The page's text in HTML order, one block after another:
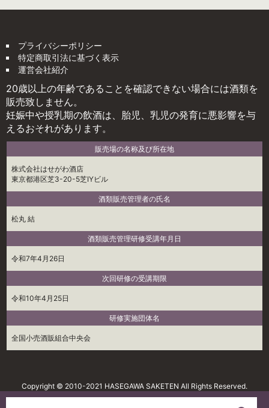
プライバシーポリシー
特定商取引法に基づく表示
運営会社紹介
20歳以上の年齢であることを確認できない場合には酒類を
販売致しません。
妊娠中や授乳期の飲酒は、胎児、乳児の発育に悪影響を与
えるおそれがあります。
販売場の名称及び所在地
株式会社はせがわ酒店
東京都港区芝3-20-5芝IYビル
酒類販売管理者の氏名
松丸 結
酒類販売管理研修受講年月日
令和7年4月26日
次回研修の受講期限
令和10年4月25日
研修実施団体名
全国小売酒販組合中央会
Copyright © 2010-2021 HASEGAWA SAKETEN All Rights Reserved.